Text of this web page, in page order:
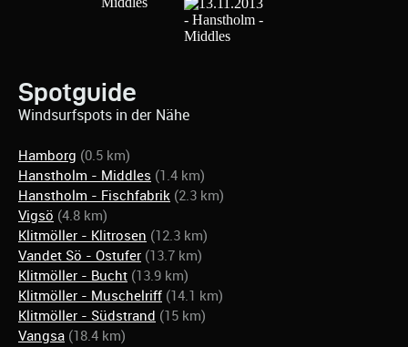
Spotguide
Windsurfspots in der Nähe
Hamborg (0.5 km)
Hanstholm - Middles (1.4 km)
Hanstholm - Fischfabrik (2.3 km)
Vigsö (4.8 km)
Klitmöller - Klitrosen (12.3 km)
Vandet Sö - Ostufer (13.7 km)
Klitmöller - Bucht (13.9 km)
Klitmöller - Muschelriff (14.1 km)
Klitmöller - Südstrand (15 km)
Vangsa (18.4 km)